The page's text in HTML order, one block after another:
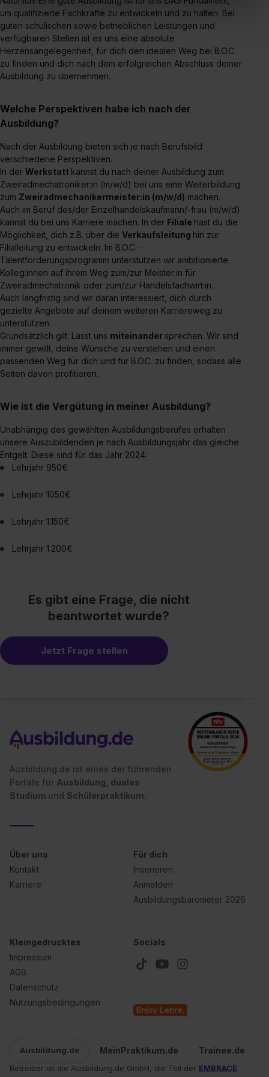
In diesem Fall sowie bei der separaten Aktivierung von
„Social Media und Marketing“ bist du auch damit
einverstanden, dass dir nach Setzen der Cookies externe
Inhalte (z.B. Videos oder Posts) angezeigt und hierfür
erforderliche personenbezogene Daten an Social Media
Dienste, ggfs. mit Sitz in den USA, übermittelt werden.
Einzelfall bei dem jeweiligen Inhalt erteilen. Willst du nur
bestimmte Verwendungszwecke zulassen, triff deine
erlauben“. Die Einwilligung zur Platzierung von Cookies
der Kategorien „Präferenzen“, „Statistiken“ und „Social
Media und Marketing“ umfasst hierbei die Einwilligung
zur Übermittlung deiner Daten in die USA (Art. 49 Abs. 1
S. 1 lit. a) DS-GVO). Die USA verfügen über kein
angemessenes Datenschutzniveau (EuGH – Schrems
II). Du kannst die von dir erteilte Einwilligung jederzeit mit
Wirkung für die Zukunft ganz oder teilweise über unsere
Datenschutzerklärung unter dem Punkt „Datenschutz-
Einstellungen“ widerrufen. Weitere Informationen zu den
einzelnen Cookies findest du durch Klick auf „Details
zeigen“. Weitere Informationen:Datenschutzerklärung
Impressum
um qualifizierte Fachkräfte zu entwickeln und zu halten. Bei
guten schulischen sowie betrieblichen Leistungen und
verfügbaren Stellen ist es uns eine absolute
Herzensangelegenheit, für dich den idealen Weg bei B.O.C.
zu finden und dich nach dem erfolgreichen Abschluss deiner
Ausbildung zu übernehmen.
Welche Perspektiven habe ich nach der
Ausbildung?
Nach der Ausbildung bieten sich je nach Berufsbild
verschiedene Perspektiven.
In der Werkstatt kannst du nach deiner Ausbildung zum
Zweiradmechatroniker:in (m/w/d) bei uns eine Weiterbildung
zum Zweiradmechanikermeister:in (m/w/d) machen.
Auch im Beruf des/der Einzelhandelskaufmann/-frau (m/w/d)
kannst du bei uns Karriere machen. In der Filiale hast du die
Möglichkeit, dich z.B. über die Verkaufsleitung hin zur
Filialleitung zu entwickeln. Im B.O.C.-
Talentförderungsprogramm unterstützen wir ambitionierte
Kolleg:innen auf ihrem Weg zum/zur Meister:in für
Zweiradmechatronik oder zum/zur Handelsfachwirt:in.
Auch langfristig sind wir daran interessiert, dich durch
gezielte Angebote auf deinem weiteren Karriereweg zu
unterstützen.
Grundsätzlich gilt: Lasst uns miteinander sprechen. Wir sind
immer gewillt, deine Wünsche zu verstehen und einen
passenden Weg für dich und für B.O.C. zu finden, sodass alle
Seiten davon profitieren.
Wie ist die Vergütung in meiner Ausbildung?
Unabhängig des gewählten Ausbildungsberufes erhalten
unsere Auszubildenden je nach Ausbildungsjahr das gleiche
Entgelt. Diese sind für das Jahr 2024:
Lehrjahr 950€
Lehrjahr 1050€
Lehrjahr 1.150€
Lehrjahr 1.200€
Es gibt eine Frage, die nicht
beantwortet wurde?
Jetzt Frage stellen
Ausbildung.de ist eines der führenden
Portale für Ausbildung, duales
Studium und Schülerpraktikum.
Über uns
Kontakt
Karriere
Für dich
Inserieren
Anmelden
Ausbildungsbarometer 2026
Kleingedrucktes
Impressum
AGB
Datenschutz
Nutzungsbedingungen
Socials
Ausbildung.de MeinPraktikum.de Trainee.de
Betreiber ist die Ausbildung.de GmbH, die Teil der EMBRACE